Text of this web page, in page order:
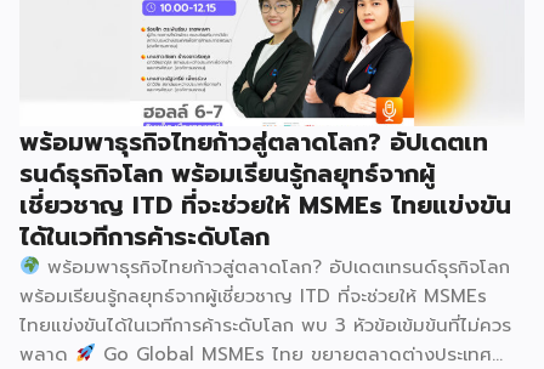
ฮอลล์ 6-8 อิมแพ็คเมืองทองธานี คาดเม็ดเงินสะพัดในงานราว
220 ล้านบาท นายพูนพงษ์ นัยนาภากรณ์ อธิบดีกรมพัฒนา
ธุรกิจการค้า กระทรวงพาณิชย์ กล่าวว่า งาน ” Franchise Expo
Thailand & Thailand E-Commerce Selection Expo
(TESE 2026) เป็นเวทีแสดงธุรกิจแฟรนไชส์และโซลูชั่นส์แบบครบ
วงจร […]
พร้อมพาธุรกิจไทยก้าวสู่ตลาดโลก? อัปเดตเท
รนด์ธุรกิจโลก พร้อมเรียนรู้กลยุทธ์จากผู้
เชี่ยวชาญ ITD ที่จะช่วยให้ MSMEs ไทยแข่งขัน
ได้ในเวทีการค้าระดับโลก
พร้อมพาธุรกิจไทยก้าวสู่ตลาดโลก? อัปเดตเทรนด์ธุรกิจโลก
พร้อมเรียนรู้กลยุทธ์จากผู้เชี่ยวชาญ ITD ที่จะช่วยให้ MSMEs
ไทยแข่งขันได้ในเวทีการค้าระดับโลก พบ 3 หัวข้อเข้มข้นที่ไม่ควร
พลาด
Go Global MSMEs ไทย ขยายตลาดต่างประเทศ